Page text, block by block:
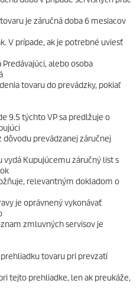
je záručná doba 6 mesiacov
V prípade, ak je potrebné uviesť
alebo osoba
tovaru do prevádzky, pokiaľ
9.5 týchto VP sa predlžuje o
prevádzanej záručnej
vydá Kupujúcemu záručný list s
relevantným dokladom o
je oprávnený vykonávať
zmluvných servisov je
tovaru pri prevzatí
tejto prehliadke, len ak preukáže,